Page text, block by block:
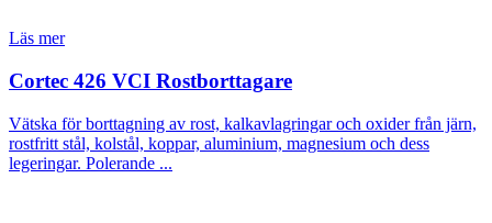
Läs mer
Cortec 426 VCI Rostborttagare
Vätska för borttagning av rost, kalkavlagringar och oxider från järn,
rostfritt stål, kolstål, koppar, aluminium, magnesium och dess
legeringar. Polerande ...